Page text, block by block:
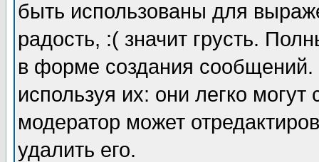
быть использованы для
радость, :( значит грусть.
в форме создания сообщений.
используя их: они легко
модератор может
удалить его.